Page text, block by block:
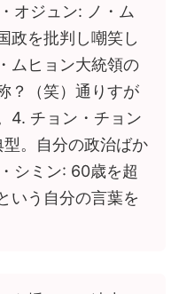
オジュン: ノ・ム
政を批判し嘲笑し
ムヒョン大統領の
？（笑）通りすが
4. チョン・チョン
。自分の政治ばか
シミン: 60歳を超
いう自分の言葉を